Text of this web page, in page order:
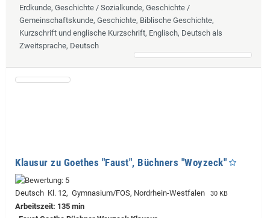
Erdkunde, Geschichte / Sozialkunde, Geschichte /
Gemeinschaftskunde, Geschichte, Biblische Geschichte,
Kurzschrift und englische Kurzschrift, Englisch, Deutsch als
Zweitsprache, Deutsch
Klausur zu Goethes "Faust", Büchners "Woyzeck"
Deutsch Kl. 12, Gymnasium/FOS, Nordrhein-Westfalen 30 KB
Arbeitszeit: 135 min